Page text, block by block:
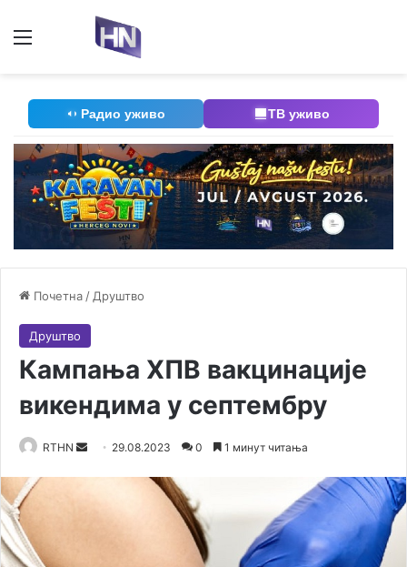
Радио уживо ТВ уживо
Почетна / Друштво
Друштво
Кампања ХПВ вакцинације
викендима у септембру
RTHN 29.08.2023 0 1 минут читања